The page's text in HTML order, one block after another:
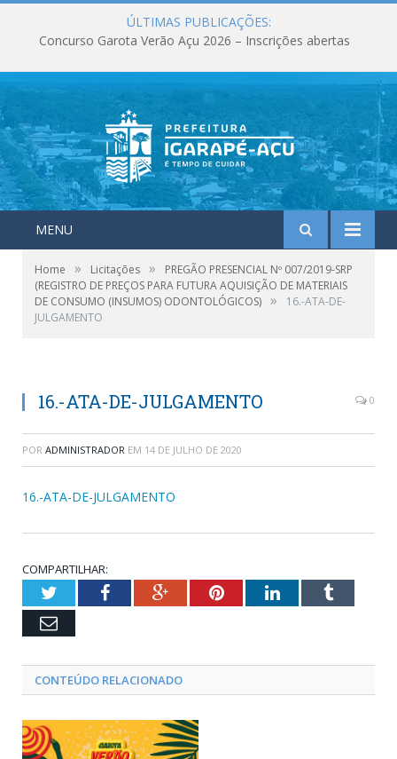
ÚLTIMAS PUBLICAÇÕES:
Concurso Garota Verão Açu 2026 – Inscrições abertas
MENU
Home » Licitações »
PREGÃO PRESENCIAL Nº 007/2019-SRP
(REGISTRO DE PREÇOS PARA FUTURA AQUISIÇÃO DE MATERIAIS
DE CONSUMO (INSUMOS) ODONTOLÓGICOS) »
16.-ATA-DE-
JULGAMENTO
16.-ATA-DE-JULGAMENTO 0
POR ADMINISTRADOR EM 14 DE JULHO DE 2020
16.-ATA-DE-JULGAMENTO
COMPARTILHAR:
TwitterFacebookGoogle+PinterestLinkedInTumblr
Email
CONTEÚDO RELACIONADO